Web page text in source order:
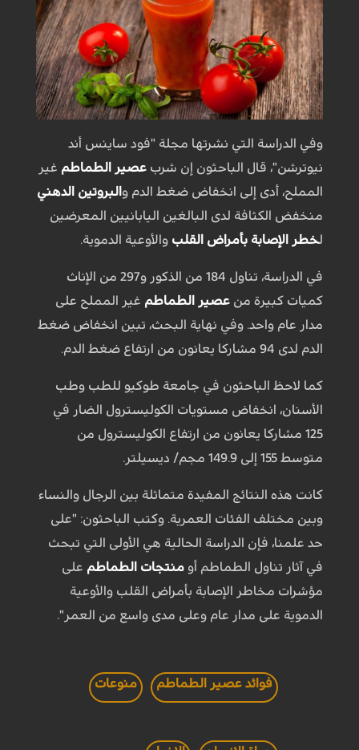
وفي الدراسة التي نشرتها مجلة "فود ساينس أند
نيوترشن"، قال الباحثون إن شرب عصير الطماطم غير
المملح، أدى إلى انخفاض ضغط الدم و البروتين الدهني
منخفض الكثافة لدى البالغين اليابانيين المعرضين
لخطر الإصابة بأمراض القلب والأوعية الدموية.
في الدراسة، تناول 184 من الذكور و297 من الإناث
كميات كبيرة من عصير الطماطم غير المملح على
مدار عام واحد. وفي نهاية البحث، تبين انخفاض ضغط
الدم لدى 94 مشاركا يعانون من ارتفاع ضغط الدم.
كما لاحظ الباحثون في جامعة طوكيو للطب وطب
الأسنان، انخفاض مستويات الكوليسترول الضار في
125 مشاركا يعانون من ارتفاع الكوليسترول من
متوسط 155 إلى 149.9 مجم/ ديسيلتر.
كانت هذه النتائج المفيدة متماثلة بين الرجال والنساء
وبين مختلف الفئات العمرية. وكتب الباحثون: "على
حد علمنا، فإن الدراسة الحالية هي الأولى التي تبحث
في آثار تناول الطماطم أو منتجات الطماطم على
مؤشرات مخاطر الإصابة بأمراض القلب والأوعية
الدموية على مدار عام وعلى مدى واسع من العمر".
فوائد عصير الطماطم منوعات